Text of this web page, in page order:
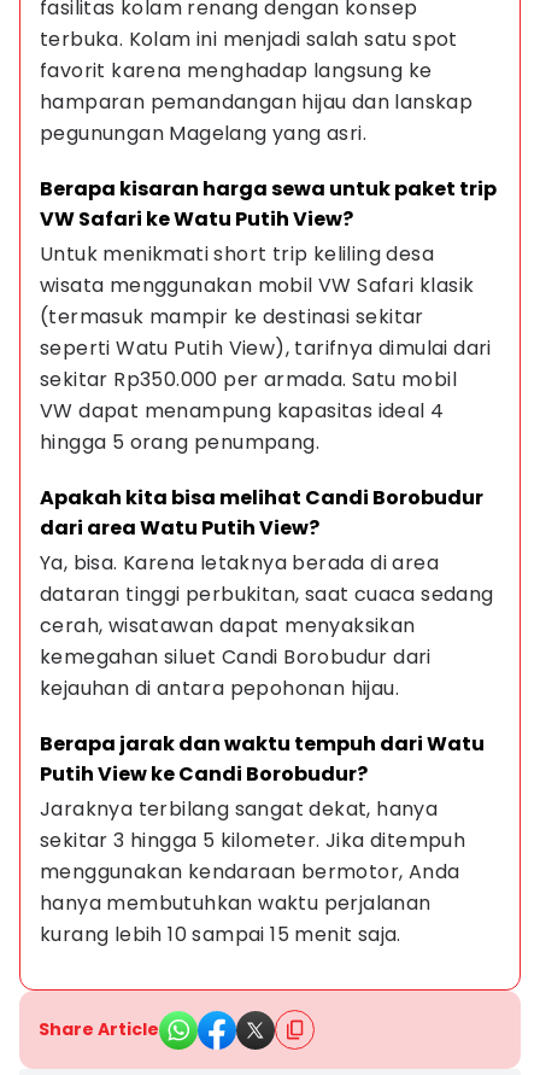
fasilitas kolam renang dengan konsep
terbuka. Kolam ini menjadi salah satu spot
favorit karena menghadap langsung ke
hamparan pemandangan hijau dan lanskap
pegunungan Magelang yang asri.
Berapa kisaran harga sewa untuk paket trip
VW Safari ke Watu Putih View?
Untuk menikmati short trip keliling desa
wisata menggunakan mobil VW Safari klasik
(termasuk mampir ke destinasi sekitar
seperti Watu Putih View), tarifnya dimulai dari
sekitar Rp350.000 per armada. Satu mobil
VW dapat menampung kapasitas ideal 4
hingga 5 orang penumpang.
Apakah kita bisa melihat Candi Borobudur
dari area Watu Putih View?
Ya, bisa. Karena letaknya berada di area
dataran tinggi perbukitan, saat cuaca sedang
cerah, wisatawan dapat menyaksikan
kemegahan siluet Candi Borobudur dari
kejauhan di antara pepohonan hijau.
Berapa jarak dan waktu tempuh dari Watu
Putih View ke Candi Borobudur?
Jaraknya terbilang sangat dekat, hanya
sekitar 3 hingga 5 kilometer. Jika ditempuh
menggunakan kendaraan bermotor, Anda
hanya membutuhkan waktu perjalanan
kurang lebih 10 sampai 15 menit saja.
Share Article